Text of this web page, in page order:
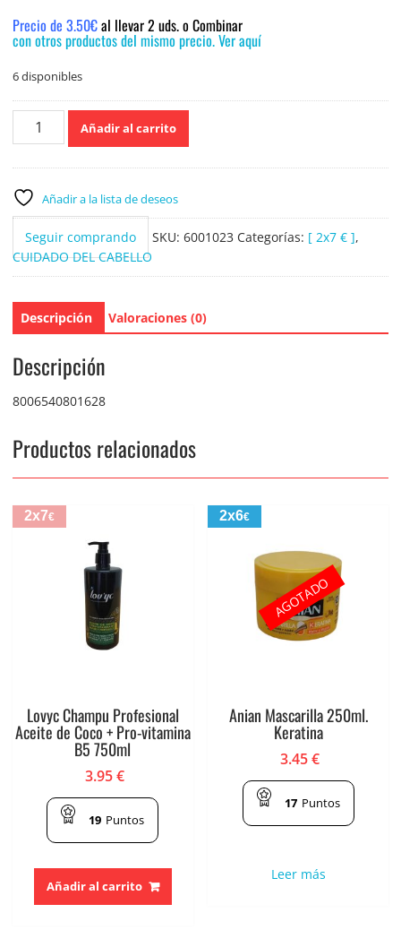
Precio de 3.50€al llevar 2 uds. o Combinar
con otros productos del mismo precio. Ver aquí
6 disponibles
Pantene
Champu
400ml.
cantidad
Añadir al carrito
Añadir a la lista de deseos
Seguir comprando SKU: 6001023 Categorías: [ 2x7 € ],
CUIDADO DEL CABELLO
Descripción Valoraciones (0)
Descripción
8006540801628
Productos relacionados
2x7€
Lovyc Champu Profesional
Aceite de Coco + Pro-vitamina
B5 750ml
3.95€
19 Puntos
Añadir al carrito
2x6€
Anian Mascarilla 250ml.
Keratina
3.45€
17 Puntos
Leer más
AGOTADO